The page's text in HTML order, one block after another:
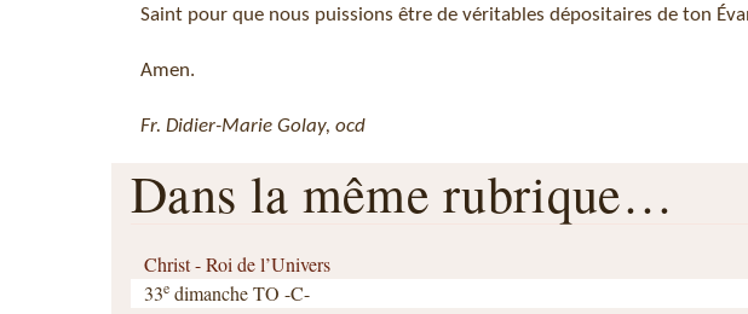
Saint pour que nous puissions être de véritables dépositaires de ton
Amen.
Fr. Didier-Marie Golay, ocd
Dans la même rubrique…
Christ - Roi de l’Univers
33e dimanche TO -C-